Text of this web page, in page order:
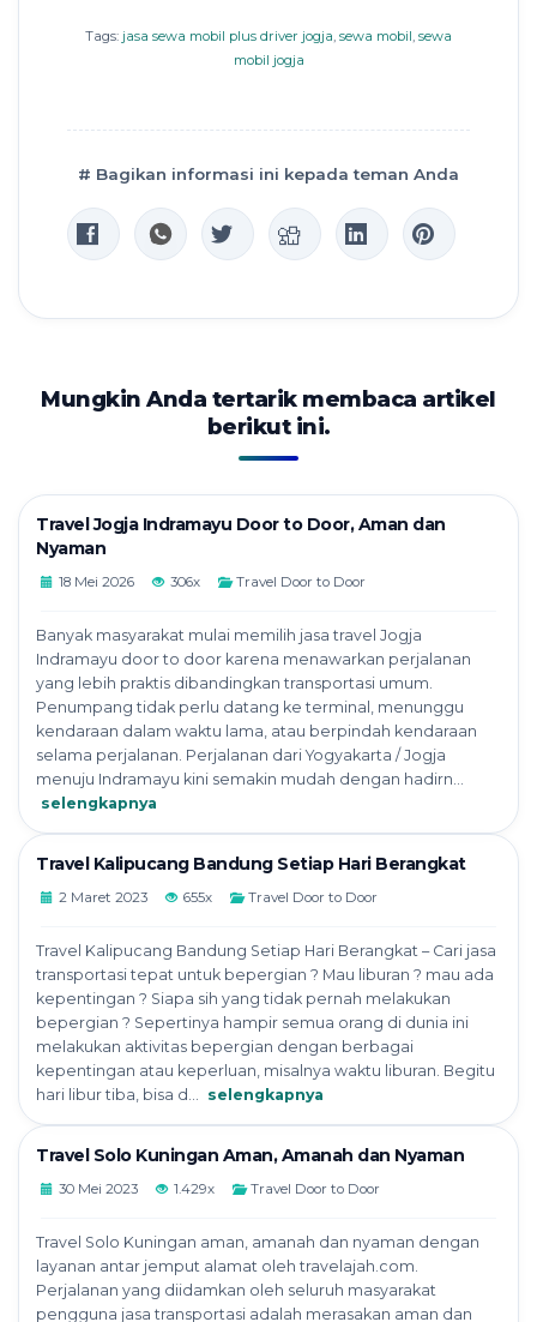
Tags: jasa sewa mobil plus driver jogja, sewa mobil, sewa
mobil jogja
# Bagikan informasi ini kepada teman Anda
Mungkin Anda tertarik membaca artikel
berikut ini.
Travel Jogja Indramayu Door to Door, Aman dan
Nyaman
18 Mei 2026 306x Travel Door to Door
Banyak masyarakat mulai memilih jasa travel Jogja
Indramayu door to door karena menawarkan perjalanan
yang lebih praktis dibandingkan transportasi umum.
Penumpang tidak perlu datang ke terminal, menunggu
kendaraan dalam waktu lama, atau berpindah kendaraan
selama perjalanan. Perjalanan dari Yogyakarta / Jogja
menuju Indramayu kini semakin mudah dengan hadirn...
selengkapnya
Travel Kalipucang Bandung Setiap Hari Berangkat
2 Maret 2023 655x Travel Door to Door
Travel Kalipucang Bandung Setiap Hari Berangkat – Cari jasa
transportasi tepat untuk bepergian ? Mau liburan ? mau ada
kepentingan ? Siapa sih yang tidak pernah melakukan
bepergian ? Sepertinya hampir semua orang di dunia ini
melakukan aktivitas bepergian dengan berbagai
kepentingan atau keperluan, misalnya waktu liburan. Begitu
hari libur tiba, bisa d...
selengkapnya
Travel Solo Kuningan Aman, Amanah dan Nyaman
30 Mei 2023 1.429x Travel Door to Door
Travel Solo Kuningan aman, amanah dan nyaman dengan
layanan antar jemput alamat oleh travelajah.com.
Perjalanan yang diidamkan oleh seluruh masyarakat
pengguna jasa transportasi adalah merasakan aman dan